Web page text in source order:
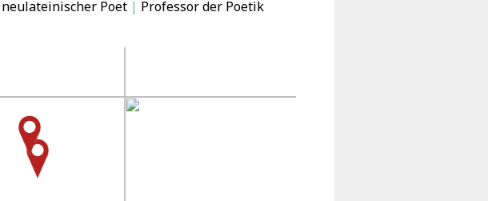
neulateinischer Poet | Professor der Poetik